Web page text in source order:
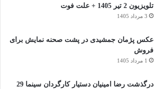
تلویزیون 2 تیر 1405 + علت فوت
3 مرداد 1405
عکس پژمان جمشیدی در پشت صحنه نمایش برای
فروش
1 مرداد 1405
درگذشت رضا امینیان دستیار کارگردان سینما 29